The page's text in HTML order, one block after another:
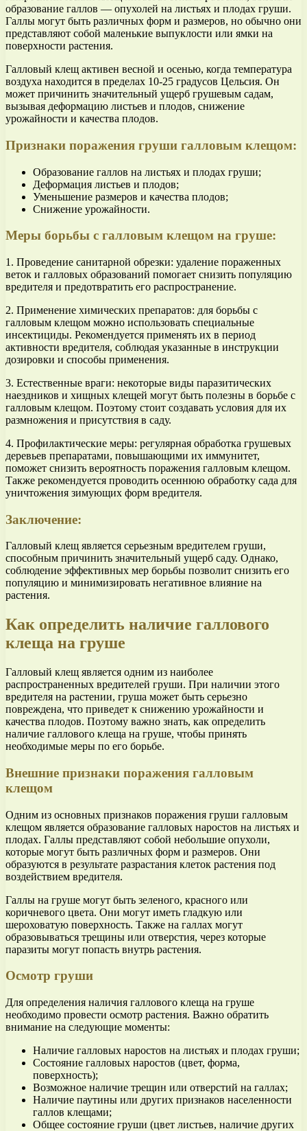
образование галлов — опухолей на листьях и плодах груши.
Галлы могут быть различных форм и размеров, но обычно они
представляют собой маленькие выпуклости или ямки на
поверхности растения.
Галловый клещ активен весной и осенью, когда температура
воздуха находится в пределах 10-25 градусов Цельсия. Он
может причинить значительный ущерб грушевым садам,
вызывая деформацию листьев и плодов, снижение
урожайности и качества плодов.
Признаки поражения груши галловым клещом:
Образование галлов на листьях и плодах груши;
Деформация листьев и плодов;
Уменьшение размеров и качества плодов;
Снижение урожайности.
Меры борьбы с галловым клещом на груше:
1. Проведение санитарной обрезки: удаление пораженных
веток и галловых образований помогает снизить популяцию
вредителя и предотвратить его распространение.
2. Применение химических препаратов: для борьбы с
галловым клещом можно использовать специальные
инсектициды. Рекомендуется применять их в период
активности вредителя, соблюдая указанные в инструкции
дозировки и способы применения.
3. Естественные враги: некоторые виды паразитических
наездников и хищных клещей могут быть полезны в борьбе с
галловым клещом. Поэтому стоит создавать условия для их
размножения и присутствия в саду.
4. Профилактические меры: регулярная обработка грушевых
деревьев препаратами, повышающими их иммунитет,
поможет снизить вероятность поражения галловым клещом.
Также рекомендуется проводить осеннюю обработку сада для
уничтожения зимующих форм вредителя.
Заключение:
Галловый клещ является серьезным вредителем груши,
способным причинить значительный ущерб саду. Однако,
соблюдение эффективных мер борьбы позволит снизить его
популяцию и минимизировать негативное влияние на
растения.
Как определить наличие галлового
клеща на груше
Галловый клещ является одним из наиболее
распространенных вредителей груши. При наличии этого
вредителя на растении, груша может быть серьезно
повреждена, что приведет к снижению урожайности и
качества плодов. Поэтому важно знать, как определить
наличие галлового клеща на груше, чтобы принять
необходимые меры по его борьбе.
Внешние признаки поражения галловым
клещом
Одним из основных признаков поражения груши галловым
клещом является образование галловых наростов на листьях и
плодах. Галлы представляют собой небольшие опухоли,
которые могут быть различных форм и размеров. Они
образуются в результате разрастания клеток растения под
воздействием вредителя.
Галлы на груше могут быть зеленого, красного или
коричневого цвета. Они могут иметь гладкую или
шероховатую поверхность. Также на галлах могут
образовываться трещины или отверстия, через которые
паразиты могут попасть внутрь растения.
Осмотр груши
Для определения наличия галлового клеща на груше
необходимо провести осмотр растения. Важно обратить
внимание на следующие моменты:
Наличие галловых наростов на листьях и плодах груши;
Состояние галловых наростов (цвет, форма,
поверхность);
Возможное наличие трещин или отверстий на галлах;
Наличие паутины или других признаков населенности
галлов клещами;
Общее состояние груши (цвет листьев, наличие других